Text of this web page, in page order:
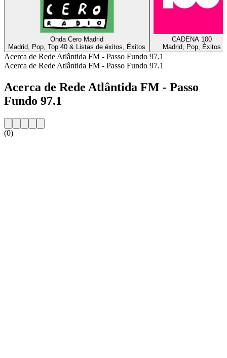
Onda Cero Madrid
Madrid, Pop, Top 40 & Listas de éxitos, Éxitos
CADENA 100
Madrid, Pop, Éxitos
Acerca de Rede Atlântida FM - Passo Fundo 97.1
Acerca de Rede Atlântida FM - Passo Fundo 97.1
Acerca de Rede Atlântida FM - Passo
Fundo 97.1
(0)